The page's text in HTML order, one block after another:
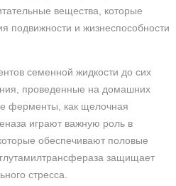
вещества, которые
подвижности и жизнеспособности
семенной жидкости до сих
проведенные на домашних
ферменты, как щелочная
играют важную роль в
обеспечивают половые
защищает
стресса.